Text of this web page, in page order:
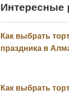
Интересные
Как выбрать
праздника в
Как выбрать